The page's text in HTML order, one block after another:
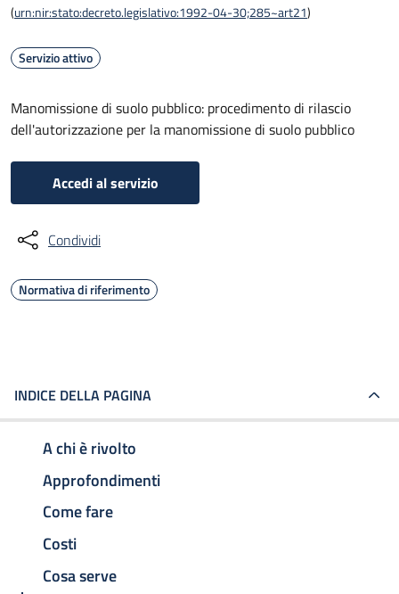
(urn:nir:stato:decreto.legislativo:1992-04-30;285~art21)
Servizio attivo
Manomissione di suolo pubblico: procedimento di rilascio
dell'autorizzazione per la manomissione di suolo pubblico
Accedi al servizio
Condividi
Normativa di riferimento
INDICE DELLA PAGINA
A chi è rivolto
Approfondimenti
Come fare
Costi
Cosa serve